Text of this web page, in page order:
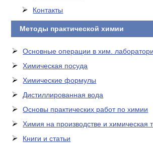
Контакты
Методы практической химии
Основные операции в хим.
Химическая посуда
Химические формулы
Дистиллированная вода
Основы практических работ по химии
Химия на производстве и химическая
Книги и статьи